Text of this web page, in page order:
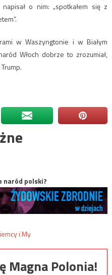
o nim: „spotkałem się z
w Waszyngtonie i w Białym
Włoch dobrze to zrozumiał,
naród polski?
Magna Polonia!